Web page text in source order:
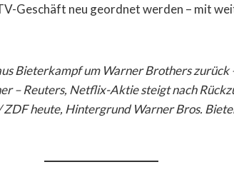
Geschäft neu geordnet werden – mit
Bieterkampf um Warner Brothers zurück
– Reuters, Netflix-Aktie steigt nach
ZDF heute, Hintergrund Warner Bros.